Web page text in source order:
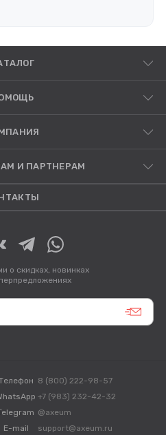
И ПАРТНЕРАМ
о скидках, новинках
8 (800) 222-98-57
+7 (983) 232-42-32
@axeum
E-mail
support@axeum.ru